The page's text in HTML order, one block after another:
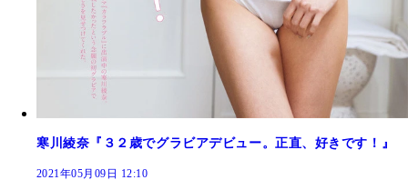
寒川綾奈『３２歳でグラビアデビュー。正直、好きです！』
2021年05月09日 12:10